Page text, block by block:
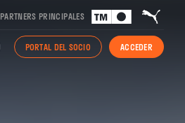
PARTNERS PRINCIPALES
PORTAL DEL SOCIO ACCEDER